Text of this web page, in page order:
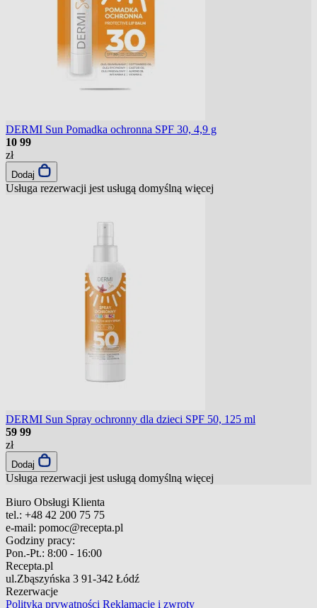
DERMI Sun Pomadka ochronna SPF 30, 4,9 g
10 99
zł
Dodaj
Usługa rezerwacji jest usługą domyślną więcej
DERMI Sun Spray ochronny dla dzieci SPF 50, 125 ml
59 99
zł
Dodaj
Usługa rezerwacji jest usługą domyślną więcej
Biuro Obsługi Klienta
tel.: +48 42 200 75 75
e-mail: pomoc@recepta.pl
Godziny pracy:
Pon.-Pt.: 8:00 - 16:00
Recepta.pl
ul.Zbąszyńska 3 91-342 Łódź
Rezerwacje
Polityka prywatności Reklamacje i zwroty